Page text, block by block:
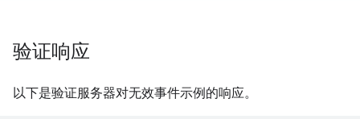
验证响应
以下是验证服务器对无效事件示例的响应。